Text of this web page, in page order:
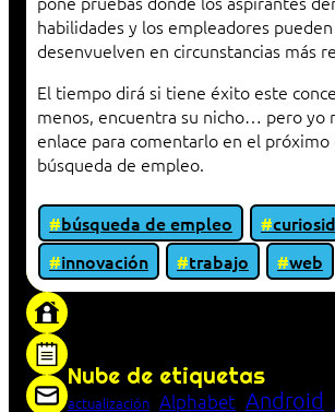
habilidades y los empleadores
desenvuelven en circunstancias más
El tiempo dirá si tiene éxito este
menos, encuentra su nicho… pero yo
enlace para comentarlo en el próximo
búsqueda de empleo.
búsqueda de empleo
innovación
trabajo
web
Nube de etiquetas
actualización Alphabet Android